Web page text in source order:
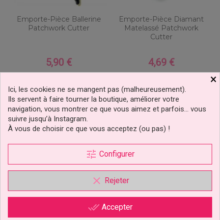
Emporte-Pièce Ballerine
Patchwork Cutter
Prix
5,90 €
Ajouter au panier
Emporte-Pièce Diamant
Matelassé Patchwork
Cutter
Prix
4,69 €
Ajouter au panier
2 avis
×
Ici, les cookies ne se mangent pas (malheureusement).
Ils servent à faire tourner la boutique, améliorer votre
navigation, vous montrer ce que vous aimez et parfois… vous
suivre jusqu’à Instagram.
À vous de choisir ce que vous acceptez (ou pas) !
tune Configurer
clear Rejeter
done_all Accepter